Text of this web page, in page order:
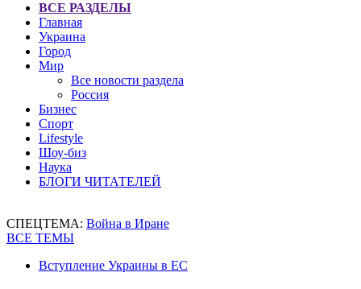
ВСЕ РАЗДЕЛЫ
Главная
Украина
Город
Мир
Все новости раздела
Россия
Бизнес
Спорт
Lifestyle
Шоу-биз
Наука
БЛОГИ ЧИТАТЕЛЕЙ
СПЕЦТЕМА: Война в Иране
ВСЕ ТЕМЫ
Вступление Украины в ЕС